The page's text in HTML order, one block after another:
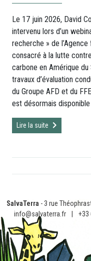
Le 17 juin 2026, David
intervenu lors d’un
recherche » de
consacré à la lutte
carbone en Amérique
travaux d’évaluation
du Groupe AFD et du
est désormais disponible
Lire la suite
SalvaTerra - 3 rue
info@salvaterra.fr
+33